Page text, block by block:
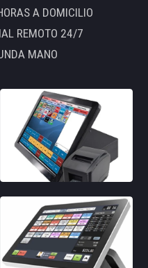
A DOMICILIO
REMOTO 24/7
MANO